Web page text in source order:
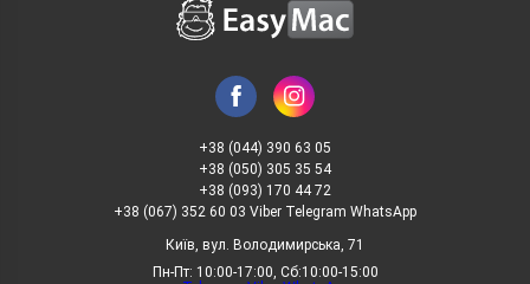
+38 (044) 390 63 05
+38 (050) 305 35 54
+38 (093) 170 44 72
+38 (067) 352 60 03 Viber Telegram WhatsApp
Київ, вул. Володимирська, 71
Пн-Пт: 10:00-17:00, Сб:10:00-15:00